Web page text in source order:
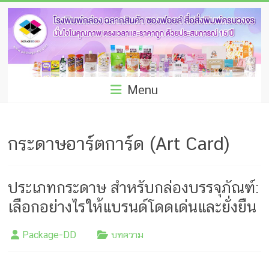
Skip
content
โรง
พิมพ์
กล่อง
ผลิต
ซอง
ฟอยล์
รับ
ผลิต
Menu
กระดาษอาร์ตการ์ด (Art Card)
ประเภทกระดาษ สำหรับกล่องบรรจุภัณฑ์:
เลือกอย่างไรให้แบรนด์โดดเด่นและยั่งยืน
Package-DD บทความ